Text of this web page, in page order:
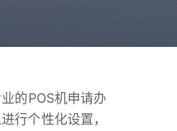
的POS机申请办
行个性化设置，